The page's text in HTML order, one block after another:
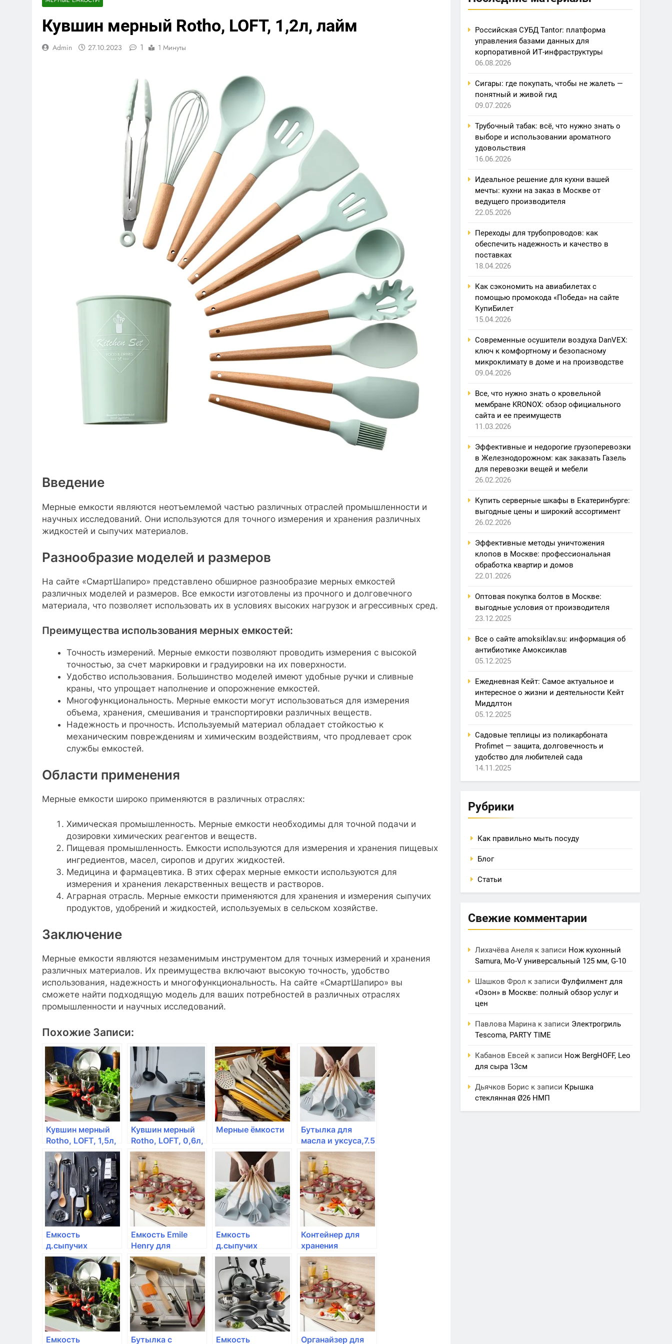
Кувшин мерный Rotho, LOFT, 1,2л, лайм
Admin 27.10.2023 1 1 Минуты
Введение
Мерные емкости являются неотъемлемой частью различных отраслей промышленности и
научных исследований. Они используются для точного измерения и хранения различных
жидкостей и сыпучих материалов.
Разнообразие моделей и размеров
На сайте «СмартШапиро» представлено обширное разнообразие мерных емкостей
различных моделей и размеров. Все емкости изготовлены из прочного и долговечного
материала, что позволяет использовать их в условиях высоких нагрузок и агрессивных сред.
Преимущества использования мерных емкостей:
Точность измерений. Мерные емкости позволяют проводить измерения с высокой
точностью, за счет маркировки и градуировки на их поверхности.
Удобство использования. Большинство моделей имеют удобные ручки и сливные
краны, что упрощает наполнение и опорожнение емкостей.
Многофункциональность. Мерные емкости могут использоваться для измерения
объема, хранения, смешивания и транспортировки различных веществ.
Надежность и прочность. Используемый материал обладает стойкостью к
механическим повреждениям и химическим воздействиям, что продлевает срок
службы емкостей.
Области применения
Мерные емкости широко применяются в различных отраслях:
Химическая промышленность. Мерные емкости необходимы для точной подачи и
дозировки химических реагентов и веществ.
Пищевая промышленность. Емкости используются для измерения и хранения пищевых
ингредиентов, масел, сиропов и других жидкостей.
Медицина и фармацевтика. В этих сферах мерные емкости используются для
измерения и хранения лекарственных веществ и растворов.
Аграрная отрасль. Мерные емкости применяются для хранения и измерения сыпучих
продуктов, удобрений и жидкостей, используемых в сельском хозяйстве.
Заключение
Мерные емкости являются незаменимым инструментом для точных измерений и хранения
различных материалов. Их преимущества включают высокую точность, удобство
использования, надежность и многофункциональность. На сайте «СмартШапиро» вы
сможете найти подходящую модель для ваших потребностей в различных отраслях
промышленности и научных исследований.
Похожие Записи:
Кувшин мерный
Rotho, LOFT, 1,5л,
с
соковыжималкой,
лайм
Кувшин мерный
Rotho, LOFT, 0,6л,
лайм
Мерные ёмкости
Бутылка для
масла и уксуса,7.5
см, Emile Henry,
цвет: крем
Емкость
д.сыпучих
продуктов Rotho,
LOFT, 2,0л,
10*10*28,5см
премиум
Емкость Emile
Henry для
хранения чеснока,
цвет гранат
Емкость
д.сыпучих
продуктов Rotho,
LOFT, 0,5л
10*10*7,2см
премиум
Контейнер для
хранения
продуктов Rotho,
DYNAMIC FRESH,
1,6л 10256 белый/
лайм
Емкость
Бутылка с
Емкость
Органайзер для
Российская СУБД Tantor: платформа
управления базами данных для
корпоративной ИТ-инфраструктуры
06.08.2026
Сигары: где покупать, чтобы не жалеть —
понятный и живой гид
09.07.2026
Трубочный табак: всё, что нужно знать о
выборе и использовании ароматного
удовольствия
16.06.2026
Идеальное решение для кухни вашей
мечты: кухни на заказ в Москве от
ведущего производителя
22.05.2026
Переходы для трубопроводов: как
обеспечить надежность и качество в
поставках
18.04.2026
Как сэкономить на авиабилетах с
помощью промокода «Победа» на сайте
КупиБилет
15.04.2026
Современные осушители воздуха DanVEX:
ключ к комфортному и безопасному
микроклимату в доме и на производстве
09.04.2026
Все, что нужно знать о кровельной
мембране KRONOX: обзор официального
сайта и ее преимуществ
11.03.2026
Эффективные и недорогие грузоперевозки
в Железнодорожном: как заказать Газель
для перевозки вещей и мебели
26.02.2026
Купить серверные шкафы в Екатеринбурге:
выгодные цены и широкий ассортимент
26.02.2026
Эффективные методы уничтожения
клопов в Москве: профессиональная
обработка квартир и домов
22.01.2026
Оптовая покупка болтов в Москве:
выгодные условия от производителя
23.12.2025
Все о сайте amoksiklav.su: информация об
антибиотике Амоксиклав
05.12.2025
Ежедневная Кейт: Самое актуальное и
интересное о жизни и деятельности Кейт
Миддлтон
05.12.2025
Садовые теплицы из поликарбоната
Profimet — защита, долговечность и
удобство для любителей сада
14.11.2025
Рубрики
Как правильно мыть посуду
Блог
Статьи
Свежие комментарии
Лихачёва Анеля к записи Нож кухонный
Samura, Mo-V универсальный 125 мм, G-10
Шашков Фрол к записиФулфилмент для
«Озон» в Москве: полный обзор услуг и
цен
Павлова Марина к записи Электрогриль
Tescoma, PARTY TIME
Кабанов Евсей к записи Нож BergHOFF, Leo
для сыра 13см
Дьячков Борис к записи Крышка
стеклянная Ø26 НМП